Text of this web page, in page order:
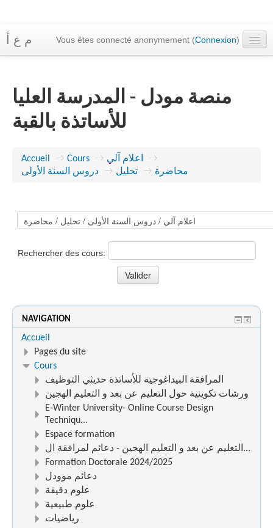
م ع أ Vous êtes connecté anonymement (Connexion)
Cours
Messagerie
منصة مودل - المدرسة العليا
للأساتذة بالقبة
Accueil → Cours → اعلام آلي
→
دروس السنة الأولى
→ تحليل → محاضرة
Rechercher des cours:
NAVIGATION
Accueil
Pages du site
Cours
المرافقة البيداغوجية للأساتذة حديثي التوظيف
ورشات تكوينية حول التعليم عن بعد و التعليم الهجين
E-Winter University- Online Course Design
Techniqu...
Espace formation
التعليم عن بعد و التعليم الهجين - دعائم لمرافقة ال...
Formation Doctorale 2024/2025
دعائم موودل
علوم دقيقة
علوم طبيعية
رياضيات